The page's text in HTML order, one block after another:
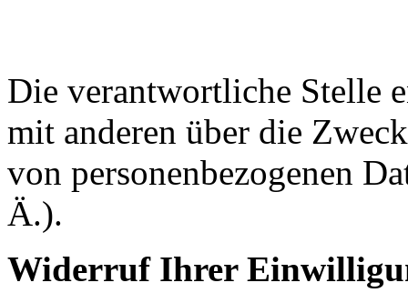
Die verantwortliche Stelle
mit anderen über die
von personenbezogenen
Ä.).
Widerruf Ihrer